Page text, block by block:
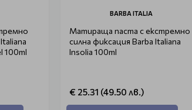
100ml
BARBA ITALIA
Матираща паста с екстремно
силна фиксация Barba Italiana
Insolia 100ml
€ 25.31 (49.50 лв.)